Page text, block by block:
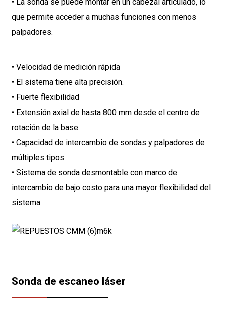
que permite acceder a muchas funciones con menos
palpadores.
• Velocidad de medición rápida
• El sistema tiene alta precisión.
• Fuerte flexibilidad
• Extensión axial de hasta 800 mm desde el centro de
rotación de la base
• Capacidad de intercambio de sondas y palpadores de
múltiples tipos
• Sistema de sonda desmontable con marco de
intercambio de bajo costo para una mayor flexibilidad del
sistema
Sonda de escaneo láser